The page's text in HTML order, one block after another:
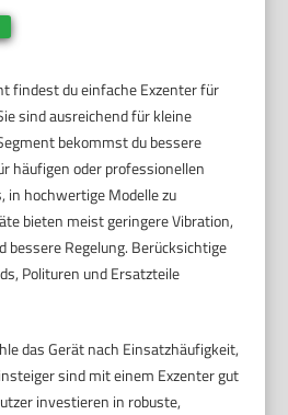
findest du einfache Exzenter für
sind ausreichend für kleine
bekommst du bessere
häufigen oder professionellen
in hochwertige Modelle zu
bieten meist geringere Vibration,
bessere Regelung. Berücksichtige
Polituren und Ersatzteile
das Gerät nach Einsatzhäufigkeit,
sind mit einem Exzenter gut
investieren in robuste,